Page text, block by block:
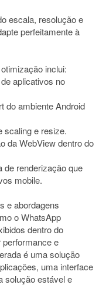
escala, resolução e
perfeitamente à
inclui:
aplicativos no
do ambiente Android
scaling e resize.
da WebView dentro do
de renderização que
mobile.
e abordagens
o WhatsApp
dentro do
e
é uma solução
uma interface
solução estável e